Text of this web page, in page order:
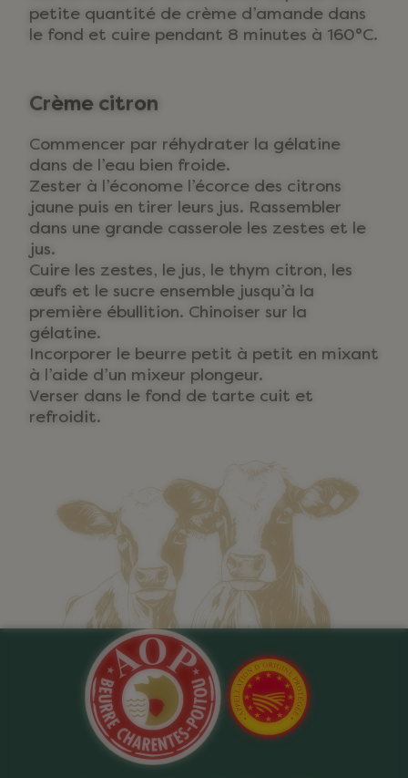
petite quantité de crème d’amande dans
le fond et cuire pendant 8 minutes à 160°C.
Crème citron
Commencer par réhydrater la gélatine
dans de l’eau bien froide.
Zester à l’économe l’écorce des citrons
jaune puis en tirer leurs jus. Rassembler
dans une grande casserole les zestes et le
jus.
Cuire les zestes, le jus, le thym citron, les
œufs et le sucre ensemble jusqu’à la
première ébullition. Chinoiser sur la
gélatine.
Incorporer le beurre petit à petit en mixant
à l’aide d’un mixeur plongeur.
Verser dans le fond de tarte cuit et
refroidit.